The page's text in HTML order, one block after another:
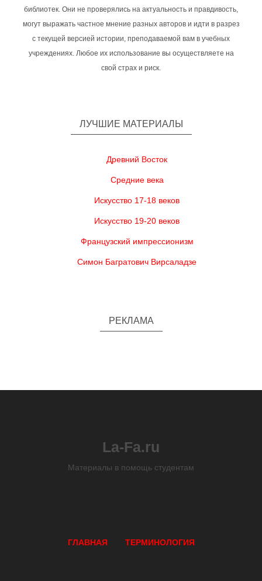
библиотек. Они не проверялись на актуальность и правдивость,
могут выражать частное мнение разных авторов и идти в разрез
с текущей версией истории, преподаваемой вам в учебных
учреждениях. Любое их использование вы осуществляете на
свой страх и риск.
ЛУЧШИЕ МАТЕРИАЛЫ
Древний Восток
Средние века
Искусство 17-18 веков
Искусство 19-20 веков
Французский импрессионизм
Симон Багратович Вирсаладзе
РЕКЛАМА
La-Fa.ru
Материалы в помощь студентам
ГЛАВНАЯ ТЕРМИНОЛОГИЯ